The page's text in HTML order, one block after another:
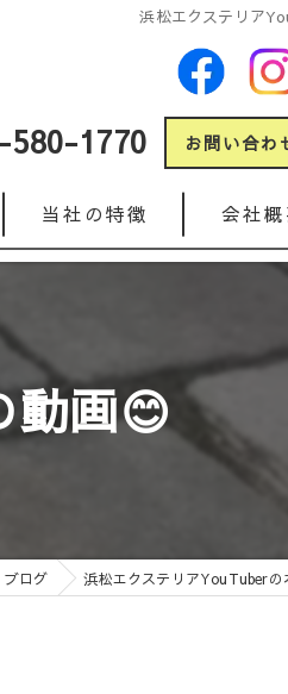
浜松エクステリア
580-1770 お問い合わ
当社の特徴
リフォーム
ガレージ
会社概
動画😊
ブログ 浜松エクステリアYouTuberの